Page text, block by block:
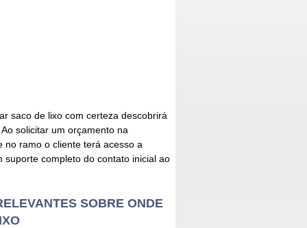
saco de lixo com certeza descobrirá
solicitar um orçamento na
no ramo o cliente terá acesso a
suporte completo do contato inicial ao
SOBRE ONDE